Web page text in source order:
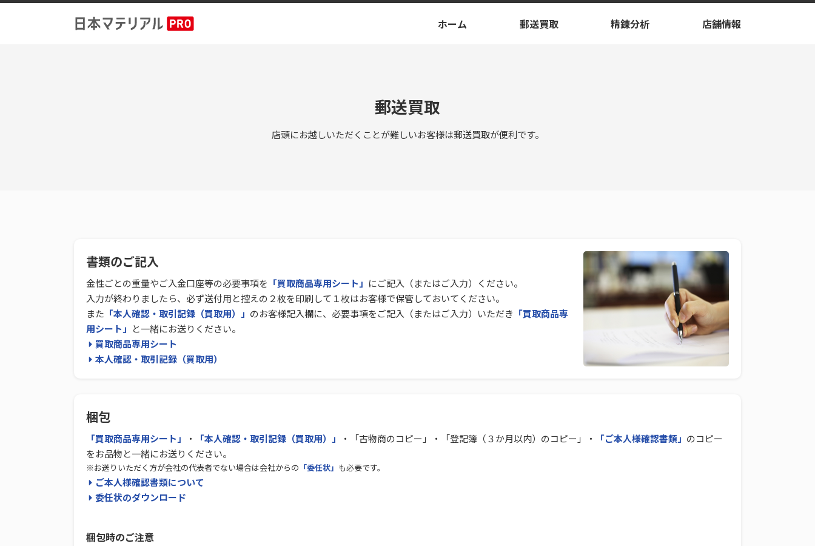
ホーム 郵送買取 精錬分析 店舗情報
郵送買取
店頭にお越しいただくことが難しいお客様は郵送買取が便利です。
書類のご記入
金性ごとの重量やご入金口座等の必要事項を 「買取商品専用シート」 にご記入（またはご入力）ください。
入力が終わりましたら、必ず送付用と控えの２枚を印刷して１枚はお客様で保管しておいてください。
また 「本人確認・取引記録（買取用）」 のお客様記入欄に、必要事項をご記入（またはご入力）いただき 「買取商品専
用シート」 と一緒にお送りください。
買取商品専用シート
本人確認・取引記録（買取用）
梱包
「買取商品専用シート」 ・ 「本人確認・取引記録（買取用）」 ・「古物商のコピー」・「登記簿（３か月以内）のコピー」・ 「ご本人様確認書類」 のコピー
をお品物と一緒にお送りください。
※お送りいただく方が会社の代表者でない場合は会社からの 「委任状」 も必要です。
ご本人様確認書類について
委任状のダウンロード
梱包時のご注意